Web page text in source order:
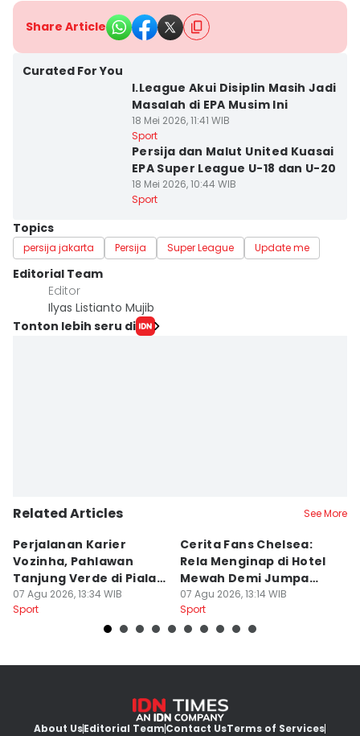
Share Article
Curated For You
I.League Akui Disiplin Masih Jadi
Masalah di EPA Musim Ini
18 Mei 2026, 11:41 WIB
Sport
Persija dan Malut United Kuasai
EPA Super League U-18 dan U-20
18 Mei 2026, 10:44 WIB
Sport
Topics
persija jakarta Persija Super League Update me
Editorial Team
Editor
Ilyas Listianto Mujib
Tonton lebih seru di
Related Articles See More
Perjalanan Karier
Vozinha, Pahlawan
Tanjung Verde di Piala
Dunia 2026
07 Agu 2026, 13:34 WIB
Sport
Cerita Fans Chelsea:
Rela Menginap di Hotel
Mewah Demi Jumpa
Cole Palmer
07 Agu 2026, 13:14 WIB
Sport
About UsEditorial TeamContact UsTerms of Services